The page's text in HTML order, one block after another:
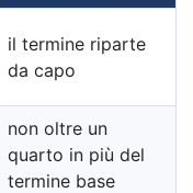
il termine riparte
da capo
non oltre un
quarto in più del
termine base